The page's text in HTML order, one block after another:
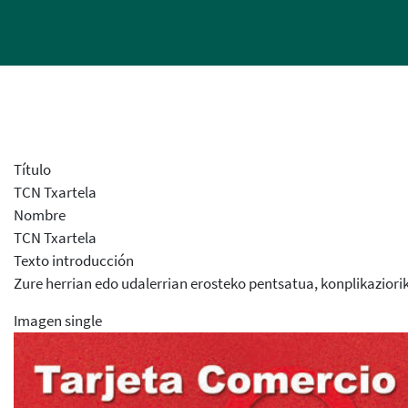
Título
TCN Txartela
Nombre
TCN Txartela
Texto introducción
Zure herrian edo udalerrian erosteko pentsatua,
Imagen single